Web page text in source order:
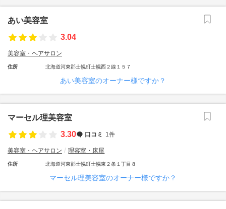
あい美容室
3.04
美容室・ヘアサロン
住所 北海道河東郡士幌町士幌西２線１５７
あい美容室のオーナー様ですか？
マーセル理美容室
3.30
口コミ 1件
美容室・ヘアサロン 理容室・床屋
住所 北海道河東郡士幌町士幌東２条１丁目８
マーセル理美容室のオーナー様ですか？